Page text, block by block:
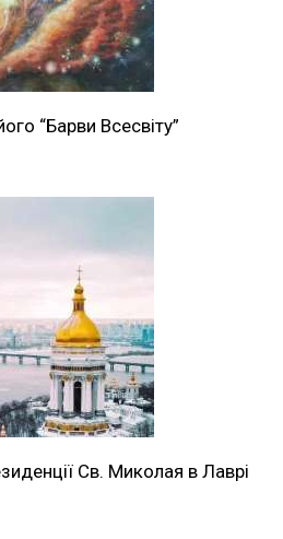
“Барви Всесвіту”
Св. Миколая в Лаврі